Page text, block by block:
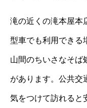
滝の近くの滝本屋本
型車でも利用できる
山間のちいさなそば
があります。公共交
気をつけて訪れると